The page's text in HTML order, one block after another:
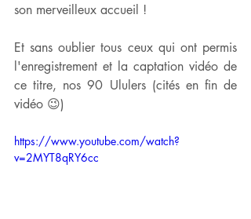
son merveilleux accueil !
Et sans oublier tous ceux qui ont permis
l'enregistrement et la captation vidéo de
ce titre, nos 90 Ululers (cités en fin de
vidéo 😉)
https://www.youtube.com/watch?
v=2MYT8qRY6cc